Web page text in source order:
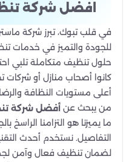
افضل شركة
في قلب تبوك، تبرز شركة
للجودة والتميز في خدمات
حلول تنظيف متكاملة تلبي
كانوا أصحاب منازل أو
أعلى مستويات النظافة
من يبحث عن أفضل شركة
ما يميزنا هو التزامنا الراسخ
التفاصيل. نستخدم أحدث
لضمان تنظيف فعال وآمن